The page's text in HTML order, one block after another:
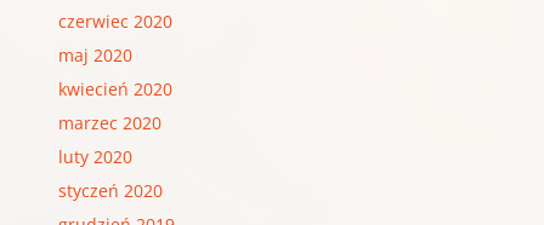
czerwiec 2020
maj 2020
kwiecień 2020
marzec 2020
luty 2020
styczeń 2020